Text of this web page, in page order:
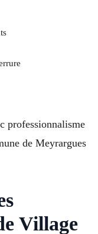
professionnalisme
de Meyrargues
Village